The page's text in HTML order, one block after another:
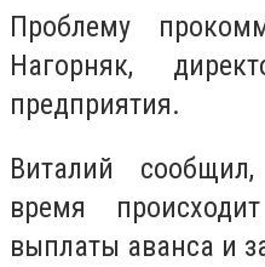
Проблему
Нагорняк,
предприятия.
Виталий
время
выплаты аванса и